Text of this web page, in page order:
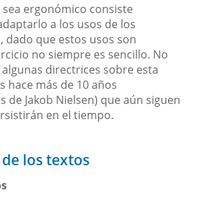
ergonómico consiste
a los usos de los
dado que estos usos son
no siempre es sencillo. No
directrices sobre esta
hace más de 10 años
de Jakob Nielsen) que aún siguen
en el tiempo.
los textos